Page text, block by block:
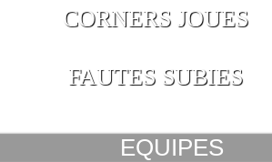
CORNERS JOUES
FAUTES SUBIES
EQUIPES